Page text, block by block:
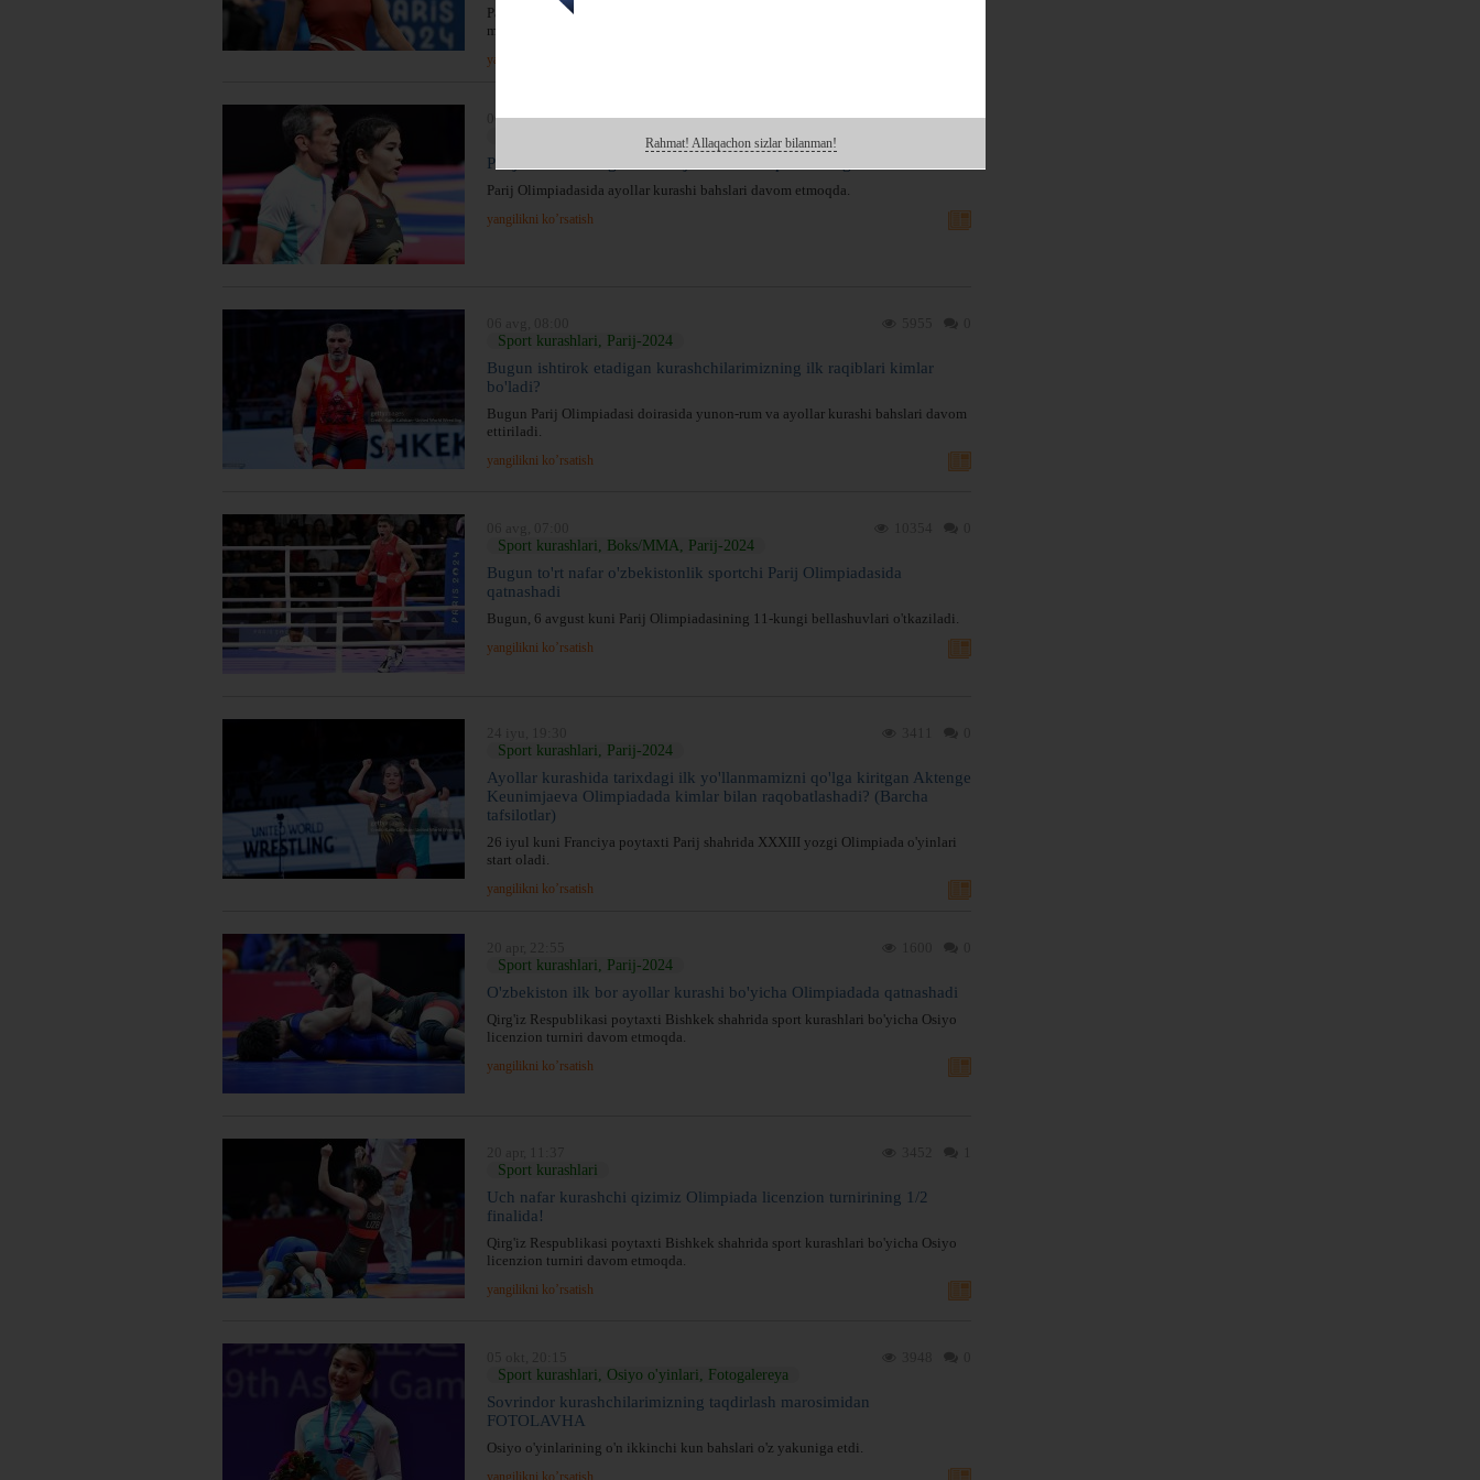
Parij Olimpiadasi nimchorak finali doirasida ukrainalik Oksana Livachga
mag'lub bo'ldi.
yangilikni ko’rsatish
0
1514
06 avg, 14:48
Sport kurashlari, Parij-2024
Parij-2024. Aktenge Keunimjaeva ilk bosqichda mag'lub bo'ldi
Parij Olimpiadasida ayollar kurashi bahslari davom etmoqda.
yangilikni ko’rsatish
Sport kurashlari, Parij-2024
Bugun ishtirok etadigan kurashchilarimizning ilk raqiblari kimlar
bo'ladi?
Bugun Parij Olimpiadasi doirasida yunon-rum va ayollar kurashi bahslari davom
ettiriladi.
yangilikni ko’rsatish
Sport kurashlari, Boks/MMA, Parij-2024
Bugun to'rt nafar o'zbekistonlik sportchi Parij Olimpiadasida
qatnashadi
Bugun, 6 avgust kuni Parij Olimpiadasining 11-kungi bellashuvlari o'tkaziladi.
yangilikni ko’rsatish
Sport kurashlari, Parij-2024
Ayollar kurashida tarixdagi ilk yo'llanmamizni qo'lga kiritgan Aktenge
Keunimjaeva Olimpiadada kimlar bilan raqobatlashadi? (Barcha
tafsilotlar)
26 iyul kuni Franciya poytaxti Parij shahrida XXXIII yozgi Olimpiada o'yinlari
start oladi.
yangilikni ko’rsatish
Sport kurashlari, Parij-2024
O'zbekiston ilk bor ayollar kurashi bo'yicha Olimpiadada qatnashadi
Qirg'iz Respublikasi poytaxti Bishkek shahrida sport kurashlari bo'yicha Osiyo
licenzion turniri davom etmoqda.
yangilikni ko’rsatish
Sport kurashlari
Uch nafar kurashchi qizimiz Olimpiada licenzion turnirining 1/2
finalida!
Qirg'iz Respublikasi poytaxti Bishkek shahrida sport kurashlari bo'yicha Osiyo
licenzion turniri davom etmoqda.
yangilikni ko’rsatish
Sport kurashlari, Osiyo o'yinlari, Fotogalereya
Sovrindor kurashchilarimizning taqdirlash marosimidan
FOTOLAVHA
Osiyo o'yinlarining o'n ikkinchi kun bahslari o'z yakuniga etdi.
yangilikni ko’rsatish
Rahmat! Allaqachon sizlar bilanman!